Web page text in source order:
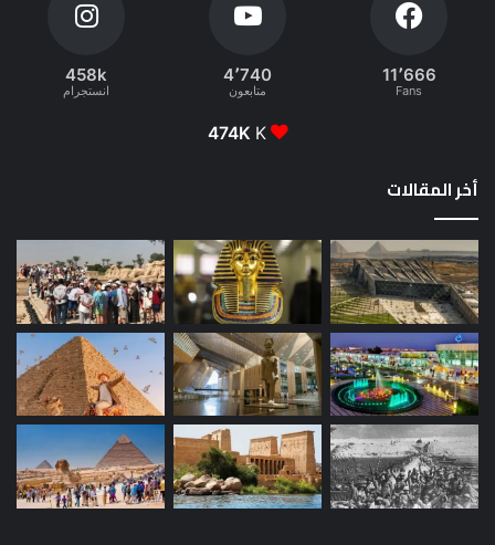
11٬666
Fans
4٬740
متابعون
458k
انستجرام
474K K
أخر المقالات